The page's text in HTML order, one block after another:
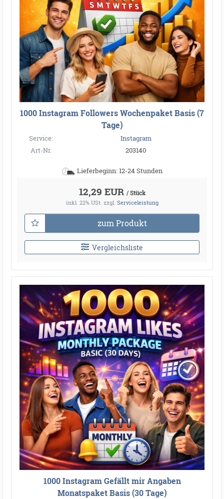
1000 Instagram Followers Wochenpaket Basis (7
Tage)
Service:
Instagram
Art-Nr.
203140
Lieferbeginn: 12-24 Stunden
12,29 EUR / Stück
inkl. 22% USt. zzgl. Serviceleistung
zum Produkt
Vergleichsliste
1000 Instagram Gefällt mir Angaben
Monatspaket Basis (30 Tage)